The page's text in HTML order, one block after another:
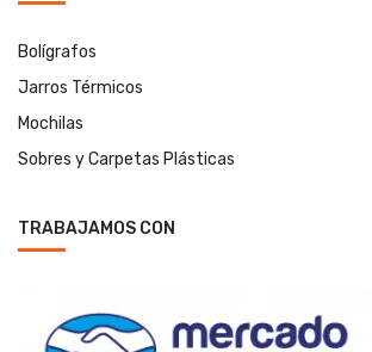
Bolígrafos
Jarros Térmicos
Mochilas
Sobres y Carpetas Plásticas
TRABAJAMOS CON